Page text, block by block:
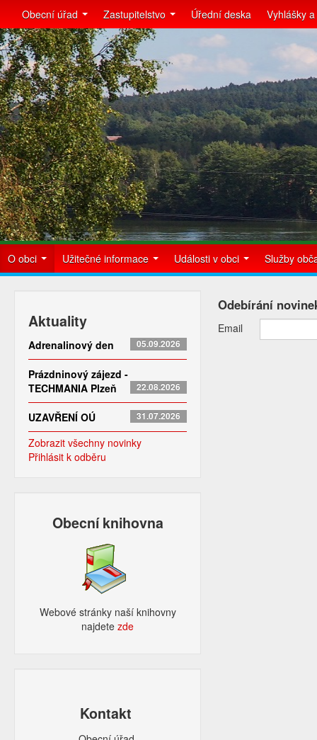
Obecní úřad Zastupitelstvo Úřední deska Vyhlášky
O obci Užitečné informace Události v obci Služby
Aktuality
Adrenalinový den 05.09.2026
Prázdninový zájezd -
TECHMANIA Plzeň
22.08.2026
UZAVŘENÍ OÚ 31.07.2026
Zobrazit všechny novinky
Přihlásit k odběru
Obecní knihovna
Webové stránky naší knihovny
najdetezde​
Kontakt
Odebírání
Email